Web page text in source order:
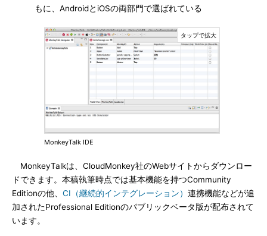
もに、AndroidとiOSの両部門で選ばれている
MonkeyTalk IDE
MonkeyTalkは、CloudMonkey社のWebサイトからダウンロー
ドできます。本稿執筆時点では基本機能を持つCommunity
Editionの他、 CI（継続的インテグレーション） 連携機能などが追
加されたProfessional Editionのパブリックベータ版が配布されて
います。